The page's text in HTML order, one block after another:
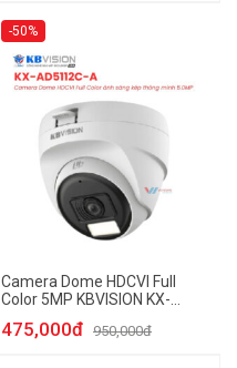
-50%
Camera Dome HDCVI Full
Color 5MP KBVISION KX-
475,000đ 950,000đ